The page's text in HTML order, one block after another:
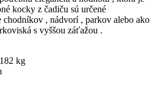
kocky z čadiču sú určené
chodníkov , nádvorí , parkov alebo ako
s vyššou záťažou .
kg